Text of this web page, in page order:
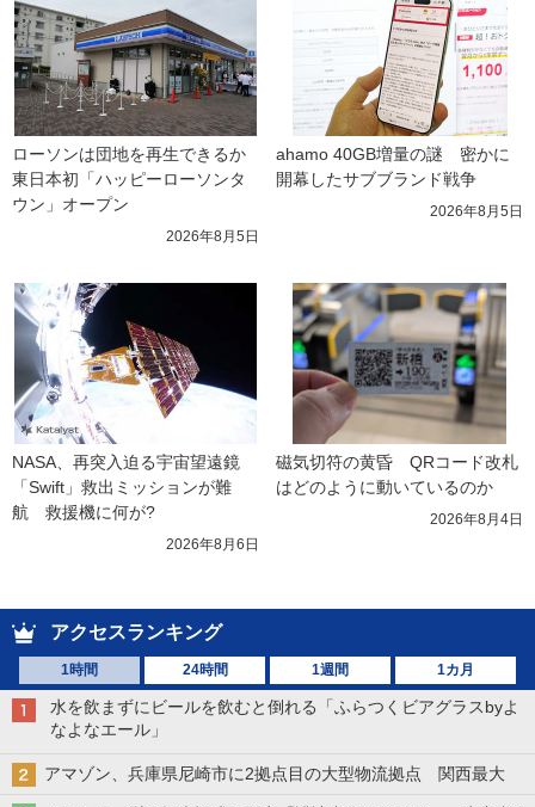
ローソンは団地を再生できるか
東日本初「ハッピーローソンタ
ウン」オープン
2026年8月5日
ahamo 40GB増量の謎　密かに
開幕したサブブランド戦争
2026年8月5日
NASA、再突入迫る宇宙望遠鏡
「Swift」救出ミッションが難
航　救援機に何が?
2026年8月6日
磁気切符の黄昏　QRコード改札
はどのように動いているのか
2026年8月4日
アクセスランキング
1時間 24時間 1週間 1カ月
水を飲まずにビールを飲むと倒れる「ふらつくビアグラスbyよ
なよなエール」
アマゾン、兵庫県尼崎市に2拠点目の大型物流拠点 関西最大